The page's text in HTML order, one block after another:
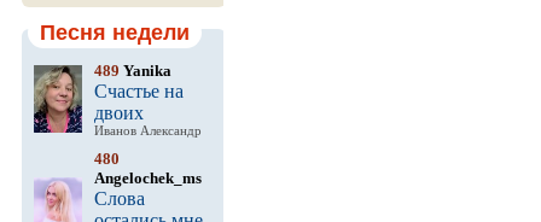
Песня недели
489 Yanika
Счастье на
двоих
Иванов Александр
480
Angelochek_ms
Слова